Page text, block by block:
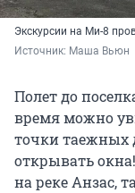
Экскурсии на Ми-8
Источник: Маша Вьюн
Полет до
время можно
точки таежных
открывать
на реке Анзас,